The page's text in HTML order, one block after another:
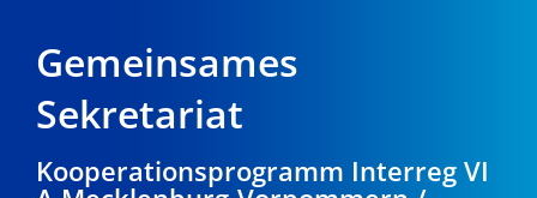
Gemeinsames
Sekretariat
Kooperationsprogramm Interreg VI